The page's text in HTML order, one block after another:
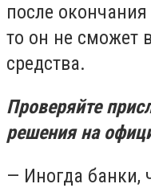
после
то он не сможет
средства.
Проверяйте
решения на
— Иногда банки,